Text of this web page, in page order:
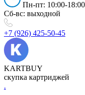
Пн-пт: 10:00-18:00
Сб-вс: выходной
+7 (926) 425-50-45
KARTBUY
скупка картриджей
.